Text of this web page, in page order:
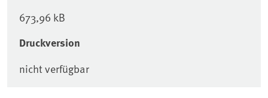
673,96 kB
Druckversion
nicht verfügbar